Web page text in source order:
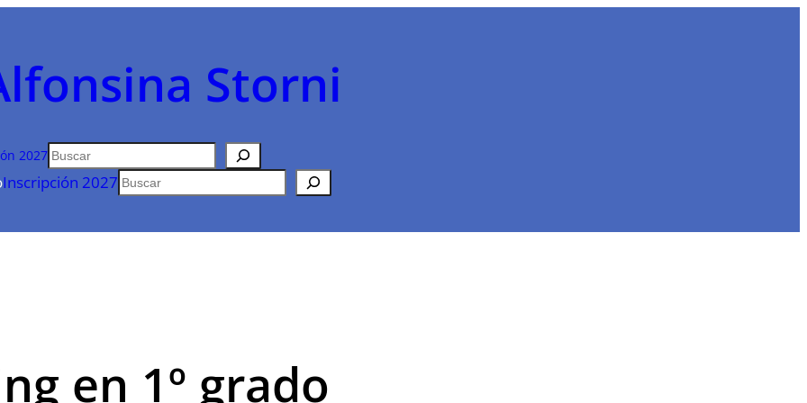
Storni
2027Buscar
Inscripción 2027 Buscar
en 1º grado